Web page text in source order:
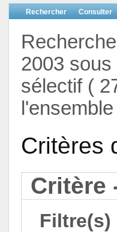
Rechercher Consulter
2003
sélectif (
Critères
Critère
Filtre(s)